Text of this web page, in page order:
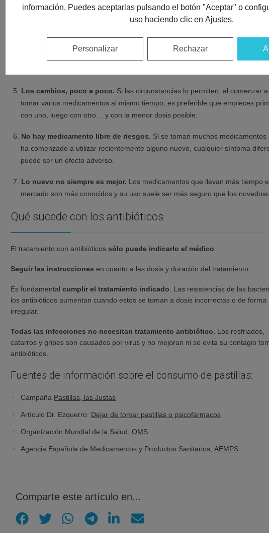
Medicamentos, los justos y necesarios.Tan importante para la salud
tomar un medicamento necesario como dejar de tomar los innecesarios.
No hay medicamentos de por vida.
Un medicamento puede ser adecuado
Los cambios, poco a poco. Si las circunstancias lo permiten, al comenzar a
tomar varios medicamentos al mismo tiempo, es preferible que empieces
con uno, luego con otro… y con la menor dosis posible.
No hay medicamento libre de riesgos . Si se toman muchos medicamentos
ha comenzado a utilizar recientemente alguno nuevo, cualquier síntoma
puede ser un efecto adverso.
Lo nuevo no siempre es mejor. Los medicamentos que llevan más tiempo
mercado son más conocidos y su uso suele ser más seguro que los
Qué sucede con los antibióticos
El tratamiento con antibióticos sólo puede indicarlo el médico
Seguir las instrucciones en cuanto a las dosis y duración del tratamiento.
Es fundamental cumplir el tratamiento indicado . Las resistencias de las
los antibióticos aumentan cuando estos se toman a dosis incorrectas o de forma
irregular.
Todas las infecciones no necesitan tratamiento antibiótico. Los resfriados,
catarros y gripes son causados por virus y no mejoran ni se evita su contagio
antibióticos.
Fuentes de información sobre el consumo de pastillas:
Campaña Pastillas, las Justas
Artículo Dr. Ezquerro: Dejar de tomar pastillas o psicofármacos
Organización Mundial de la Salud, OMS
Agencia Española de Medicamentos y Productos Sanitarios, AEMPS
Comparte este artículo en...
información. Puedes aceptarlas pulsando el botón "Aceptar" o
uso haciendo clic en Ajustes.
Rechazar
Personalizar